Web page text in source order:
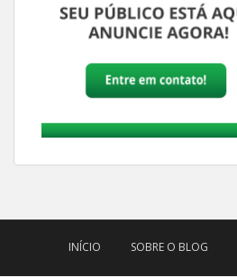
INÍCIO SOBRE O BLOG